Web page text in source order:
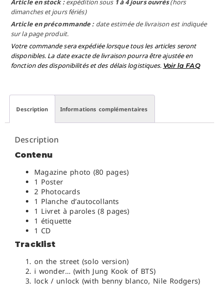
Article en stock :expédition sous 1 à 4 jours ouvrés(hors
dimanches et jours fériés)
Article en précommande : date estimée de livraison est indiquée
sur la page produit.
Votre commande sera expédiée lorsque tous les articles seront
disponibles. La date exacte de livraison pourra être ajustée en
fonction des disponibilités et des délais logistiques. Voir la FAQ
Description Informations complémentaires
Description
Contenu
Magazine photo (80 pages)
1 Poster
2 Photocards
1 Planche d’autocollants
1 Livret à paroles (8 pages)
1 étiquette
1 CD
Tracklist
on the street (solo version)
i wonder… (with Jung Kook of BTS)
lock / unlock (with benny blanco, Nile Rodgers)